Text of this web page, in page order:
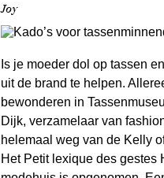
Joy
Is je moeder dol op tassen
uit de brand te helpen.
bewonderen in
Dijk, verzamelaar van
helemaal weg van de Kelly
Het Petit lexique des